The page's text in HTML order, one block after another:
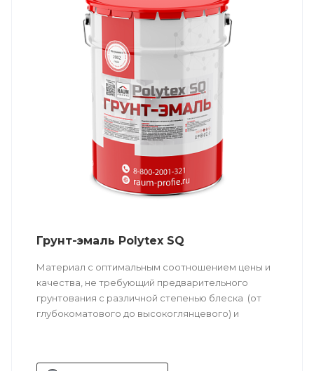
Грунт-эмаль Polytex SQ
Материал с оптимальным соотношением цены и
качества, не требующий предварительного
грунтования с различной степенью блеска (от
глубокоматового до высокоглянцевого) и